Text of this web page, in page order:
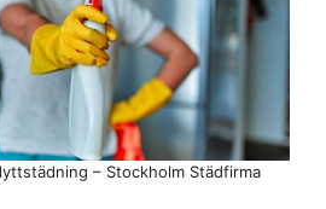
– Stockholm Städfirma